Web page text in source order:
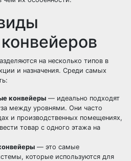
на несколько типов в
и назначения. Среди самых
конвейеры — идеально подходят
между уровнями. Они часто
и производственных помещениях,
товар с одного этажа на
— это самые
которые используются для